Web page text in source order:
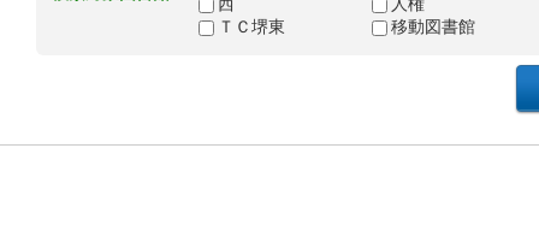
西
人権
ＴＣ堺東
移動図書館